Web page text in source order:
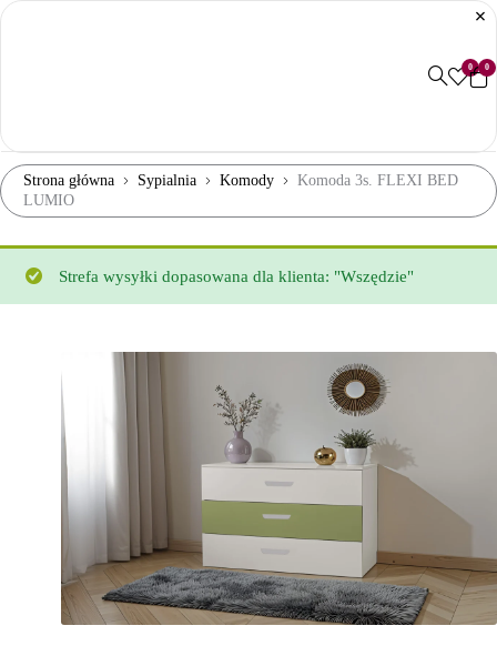
0 0
Strona główna Sypialnia Komody
Komoda 3s. FLEXI BED
LUMIO
Strefa wysyłki dopasowana dla klienta: "Wszędzie"